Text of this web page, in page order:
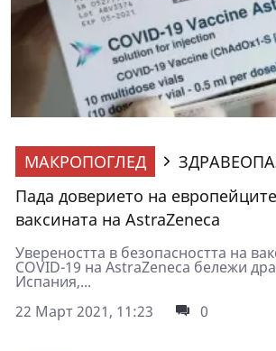
МАКРОПОГЛЕД
Пада доверието на
ваксината на АstraZeneca
Увереността в безопасността на
COVID-19 на AstraZeneca бележи
Испания,...
22 Март 2021, 11:23
0